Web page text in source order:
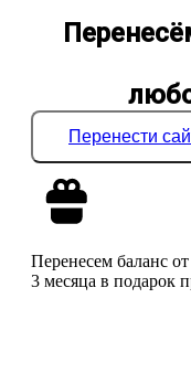
Перенести
Перенесем баланс
3 месяца в подарок